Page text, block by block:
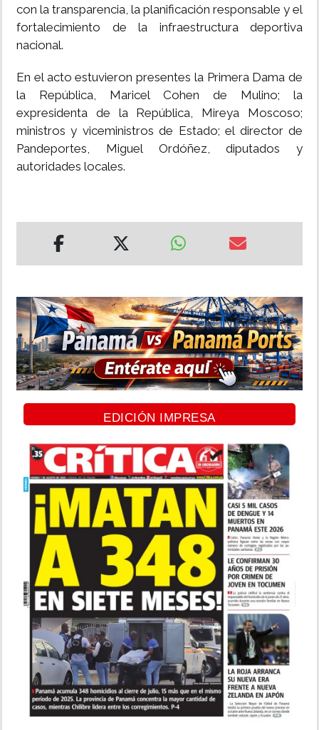
con la transparencia, la planificación responsable y el
fortalecimiento de la infraestructura deportiva
nacional.
En el acto estuvieron presentes la Primera Dama de
la República, Maricel Cohen de Mulino; la
expresidenta de la República, Mireya Moscoso;
ministros y viceministros de Estado; el director de
Pandeportes, Miguel Ordóñez, diputados y
autoridades locales.
EDICIÓN IMPRESA